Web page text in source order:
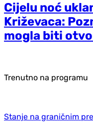
Cijelu noć
Križevaca:
mogla biti
Trenutno na programu
Stanje na graničnim